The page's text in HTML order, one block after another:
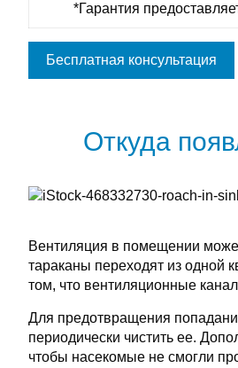
*Гарантия
Бесплатная консультация
Откуда
Вентиляция в помещении
тараканы переходят из одной
том, что вентиляционные
Для предотвращения
периодически чистить ее.
чтобы насекомые не смогли